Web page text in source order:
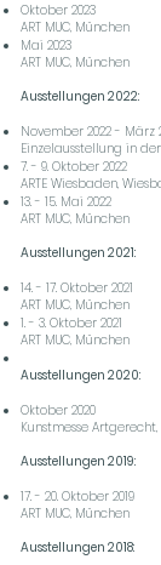
Oktober 2023
ART MUC, München
Mai 2023
ART MUC, München
Ausstellungen 2022:
November 2022 - März
Einzelausstellung in
7. - 9. Oktober 2022
ARTE Wiesbaden,
13. - 15. Mai 2022
ART MUC, München
Ausstellungen 2021:
14. - 17. Oktober 2021
ART MUC, München
1. - 3. Oktober 2021
ART MUC, München
Ausstellungen 2020:
Oktober 2020
Kunstmesse
Ausstellungen 2019:
17. - 20. Oktober 2019
ART MUC, München
Ausstellungen 2018: